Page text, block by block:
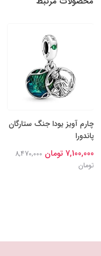
چارم آویز یودا جنگ ستارگان
پاندورا
7,100,000 تومان
8,470,000
تومان